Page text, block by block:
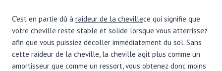
C’est en partie dû à raideur de la chevillece qui signifie que
votre cheville reste stable et solide lorsque vous atterrissez
afin que vous puissiez décoller immédiatement du sol. Sans
cette raideur de la cheville, la cheville agit plus comme un
amortisseur que comme un ressort, vous obtenez donc moins